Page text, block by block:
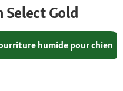
Gold
humide pour chien